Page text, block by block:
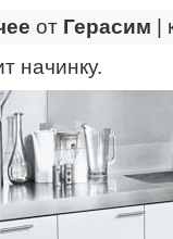
от Герасим
начинку.